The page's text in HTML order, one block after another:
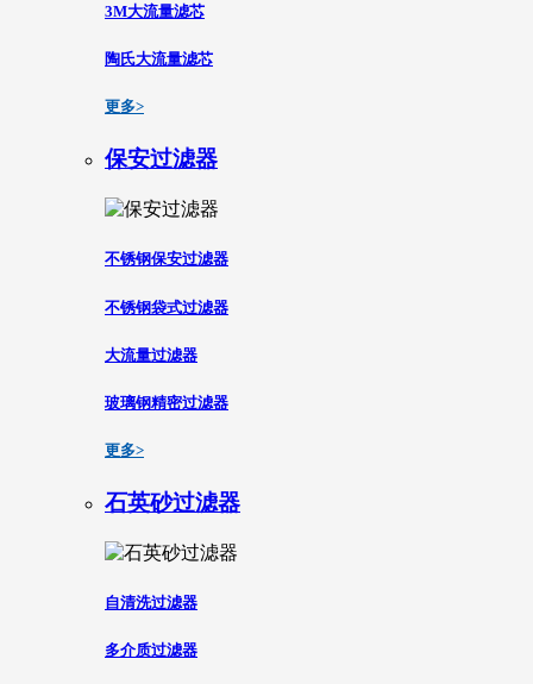
3M大流量滤芯
陶氏大流量滤芯
更多>
保安过滤器
不锈钢保安过滤器
不锈钢袋式过滤器
大流量过滤器
玻璃钢精密过滤器
更多>
石英砂过滤器
自清洗过滤器
多介质过滤器